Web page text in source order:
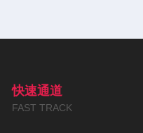
快速通道
FAST TRACK